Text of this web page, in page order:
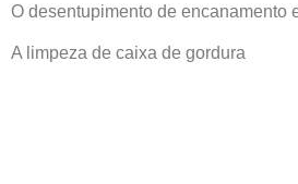
O desentupimento de encanamento
A limpeza de caixa de gordura